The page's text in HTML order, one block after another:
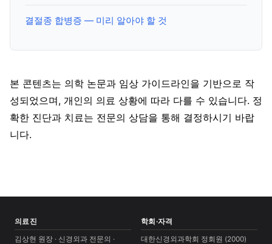
결절종 합병증 — 미리 알아야 할 것
본 콘텐츠는 의학 논문과 임상 가이드라인을 기반으로 작
성되었으며, 개인의 의료 상황에 따라 다를 수 있습니다. 정
확한 진단과 치료는 전문의 상담을 통해 결정하시기 바랍
니다.
의료진
김상현 원장 · 신경외과 전문의 ·
학회·자격
대한신경외과학회 정회원 (2000)